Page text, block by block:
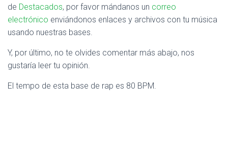
de Destacados, por favor mándanos un correo
electrónico enviándonos enlaces y archivos con tu música
usando nuestras bases.
Y, por último, no te olvides comentar más abajo, nos
gustaría leer tu opinión.
El tempo de esta base de rap es 80 BPM.